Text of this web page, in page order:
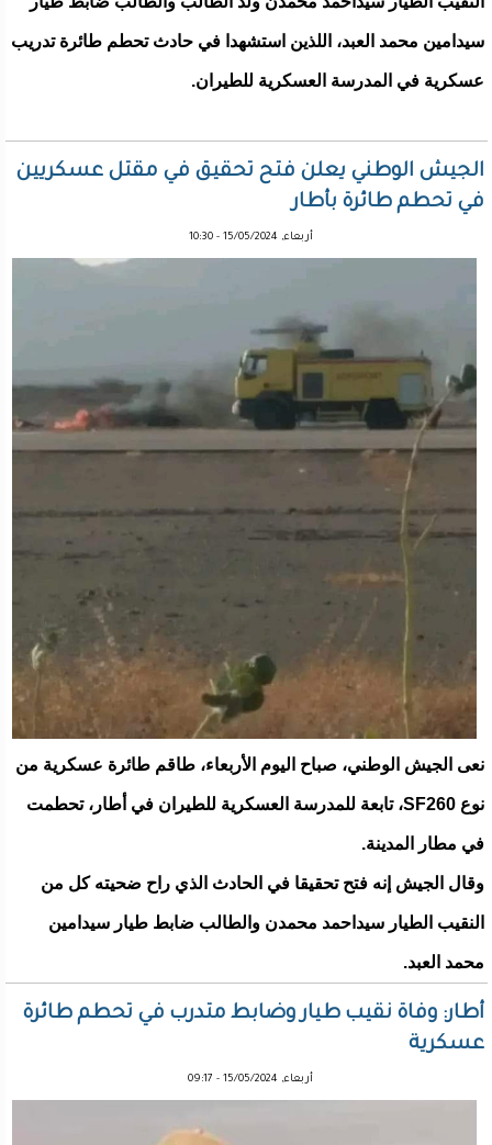
سيدامين محمد العبد، اللذين استشهدا في حادث تحطم طائرة تدريب
عسكرية في المدرسة العسكرية للطيران.
الجيش الوطني يعلن فتح تحقيق في مقتل عسكريين
في تحطم طائرة بأطار
أربعاء, 15/05/2024 - 10:30
نعى الجيش الوطني، صباح اليوم الأربعاء، طاقم طائرة عسكرية من
نوع SF260، تابعة للمدرسة العسكرية للطيران في أطار، تحطمت
في مطار المدينة.
وقال الجيش إنه فتح تحقيقا في الحادث الذي راح ضحيته كل من
النقيب الطيار سيداحمد محمدن والطالب ضابط طيار سيدامين
محمد العبد.
أطار: وفاة نقيب طيار وضابط متدرب في تحطم طائرة
عسكرية
أربعاء, 15/05/2024 - 09:17